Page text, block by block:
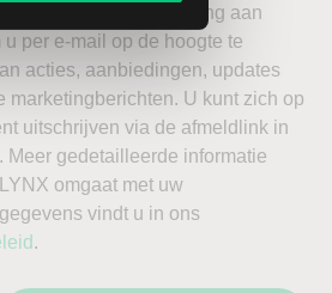
geeft u toestemming aan
u per e-mail op de hoogte te
acties, aanbiedingen, updates
marketingberichten. U kunt zich op
uitschrijven via de afmeldlink in
Meer gedetailleerde informatie
omgaat met uw
vindt u in ons
.